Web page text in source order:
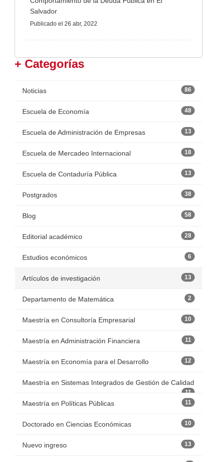
Salvador
Publicado el 26 abr, 2022
+ Categorías
Noticias 86
Escuela de Economía 48
Escuela de Administración de Empresas 13
Escuela de Mercadeo Internacional 18
Escuela de Contaduría Pública 13
Postgrados 38
Blog 58
Editorial académico 28
Estudios económicos 6
Artículos de investigación 13
Departamento de Matemática 2
Maestría en Consultoría Empresarial 10
Maestría en Administración Financiera 11
Maestría en Economía para el Desarrollo 12
Maestría en Sistemas Integrados de Gestión de Calidad
11
Maestría en Políticas Públicas 11
Doctorado en Ciencias Económicas 10
Nuevo ingreso 13